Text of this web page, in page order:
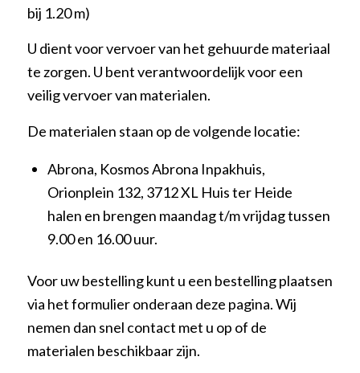
bij 1.20 m)
U dient voor vervoer van het gehuurde materiaal
te zorgen. U bent verantwoordelijk voor een
veilig vervoer van materialen.
De materialen staan op de volgende locatie:
Abrona, Kosmos Abrona Inpakhuis,
Orionplein 132, 3712 XL Huis ter Heide
halen en brengen maandag t/m vrijdag tussen
9.00 en 16.00 uur.
Voor uw bestelling kunt u een bestelling plaatsen
via het formulier onderaan deze pagina. Wij
nemen dan snel contact met u op of de
materialen beschikbaar zijn.